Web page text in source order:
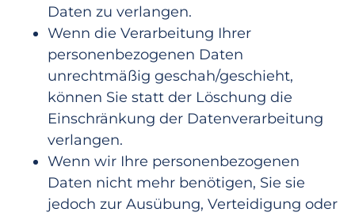
Daten zu verlangen.
Wenn die Verarbeitung Ihrer
personenbezogenen Daten
unrechtmäßig geschah/geschieht,
können Sie statt der Löschung die
Einschränkung der Datenverarbeitung
verlangen.
Wenn wir Ihre personenbezogenen
Daten nicht mehr benötigen, Sie sie
jedoch zur Ausübung, Verteidigung oder